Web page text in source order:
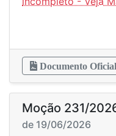
Documento Oficial
Moção 231/
de 19/06/2026